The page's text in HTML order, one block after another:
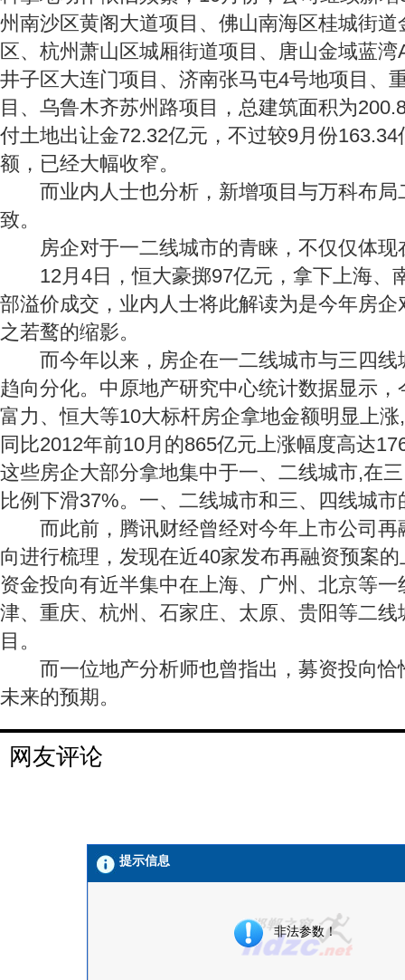
州南沙区黄阁大道项目、佛山南海区桂城街道
区、杭州萧山区城厢街道项目、唐山金域蓝
井子区大连门项目、济南张马屯4号地项目、
目、乌鲁木齐苏州路项目，总建筑面积为
付土地出让金72.32亿元，不过较9月份
额，已经大幅收窄。
而业内人士也分析，新增项目与万科布局
致。
房企对于一二线城市的青睐，不仅仅体现
12月4日，恒大豪掷97亿元，拿下上海、
部溢价成交，业内人士将此解读为是今年房
之若鹜的缩影。
而今年以来，房企在一二线城市与三四线
趋向分化。中原地产研究中心统计数据显示
富力、恒大等10大标杆房企拿地金额明显上
同比2012年前10月的865亿元上涨幅度高达
这些房企大部分拿地集中于一、二线城市,在
比例下滑37%。一、二线城市和三、四线城
而此前，腾讯财经曾经对今年上市公司再
向进行梳理，发现在近40家发布再融资预案
资金投向有近半集中在上海、广州、北京等
津、重庆、杭州、石家庄、太原、贵阳等二
目。
而一位地产分析师也曾指出，募资投向恰
未来的预期。
网友评论